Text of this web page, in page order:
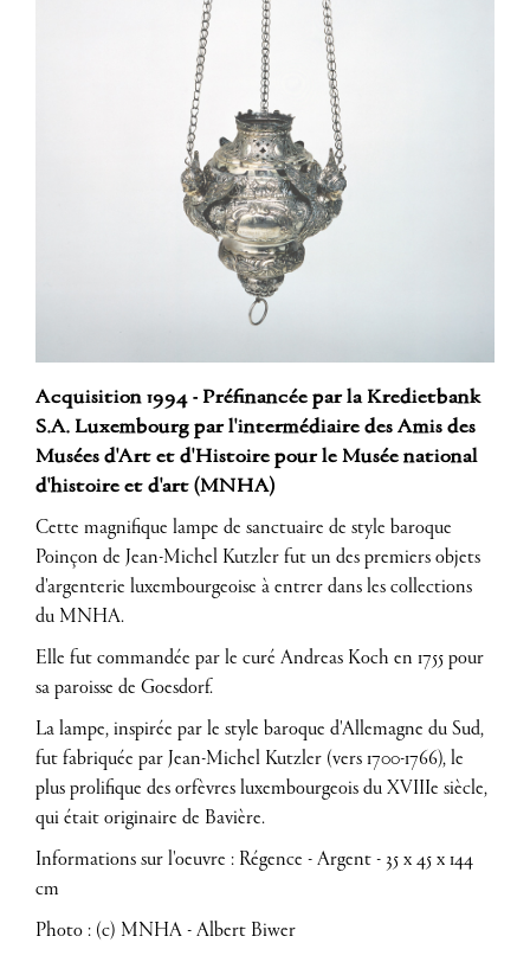
Acquisition 1994 - Préfinancée par la Kredietbank
S.A. Luxembourg par l'intermédiaire des Amis des
Musées d'Art et d'Histoire pour le Musée national
d'histoire et d'art (MNHA)
Cette magnifique lampe de sanctuaire de style baroque
Poinçon de Jean-Michel Kutzler fut un des premiers objets
d'argenterie luxembourgeoise à entrer dans les collections
du MNHA.
Elle fut commandée par le curé Andreas Koch en 1755 pour
sa paroisse de Goesdorf.
La lampe, inspirée par le style baroque d'Allemagne du Sud,
fut fabriquée par Jean-Michel Kutzler (vers 1700-1766), le
plus prolifique des orfèvres luxembourgeois du XVIIIe siècle,
qui était originaire de Bavière.
Informations sur l'oeuvre : Régence - Argent - 35 x 45 x 144
cm
Photo : (c) MNHA - Albert Biwer